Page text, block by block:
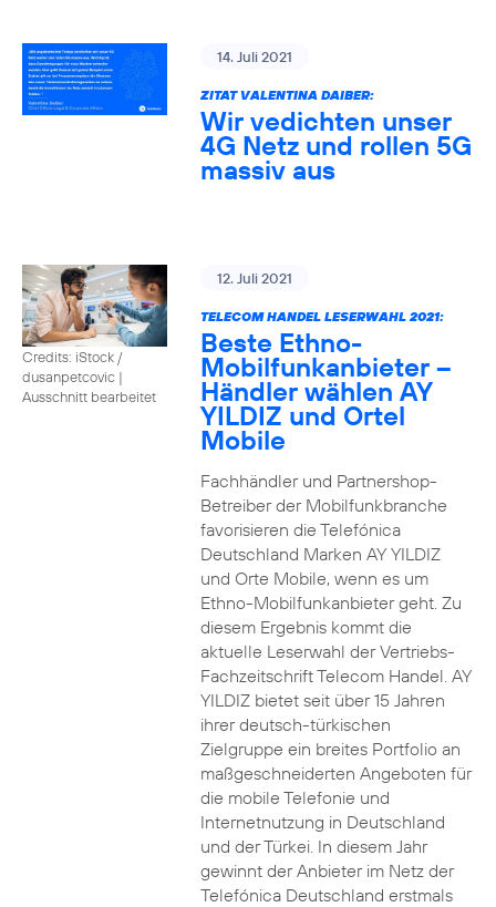
14. Juli 2021
ZITAT VALENTINA DAIBER:
Wir vedichten unser
4G Netz und rollen 5G
massiv aus
Credits: iStock /
dusanpetcovic |
Ausschnitt bearbeitet
12. Juli 2021
TELECOM HANDEL LESERWAHL 2021:
Beste Ethno-
Mobilfunkanbieter –
Händler wählen AY
YILDIZ und Ortel
Mobile
Fachhändler und Partnershop-
Betreiber der Mobilfunkbranche
favorisieren die Telefónica
Deutschland Marken AY YILDIZ
und Orte Mobile, wenn es um
Ethno-Mobilfunkanbieter geht. Zu
diesem Ergebnis kommt die
aktuelle Leserwahl der Vertriebs-
Fachzeitschrift Telecom Handel. AY
YILDIZ bietet seit über 15 Jahren
ihrer deutsch-türkischen
Zielgruppe ein breites Portfolio an
maßgeschneiderten Angeboten für
die mobile Telefonie und
Internetnutzung in Deutschland
und der Türkei. In diesem Jahr
gewinnt der Anbieter im Netz der
Telefónica Deutschland erstmals